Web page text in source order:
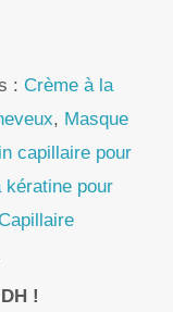
: Crème à la
, Masque
capillaire pour
kératine pour
!